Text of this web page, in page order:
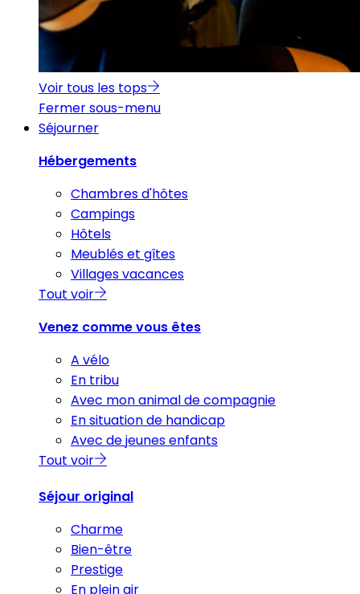
Voir tous les tops
Fermer sous-menu
Séjourner
Hébergements
Chambres d'hôtes
Campings
Hôtels
Meublés et gîtes
Villages vacances
Tout voir
Venez comme vous êtes
A vélo
En tribu
Avec mon animal de compagnie
En situation de handicap
Avec de jeunes enfants
Tout voir
Séjour original
Charme
Bien-être
Prestige
En plein air